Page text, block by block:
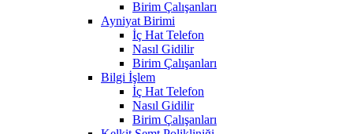
Birim Çalışanları
Ayniyat Birimi
İç Hat Telefon
Nasıl Gidilir
Birim Çalışanları
Bilgi İşlem
İç Hat Telefon
Nasıl Gidilir
Birim Çalışanları